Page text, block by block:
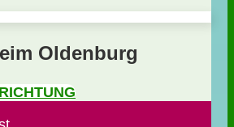
Oldenburg